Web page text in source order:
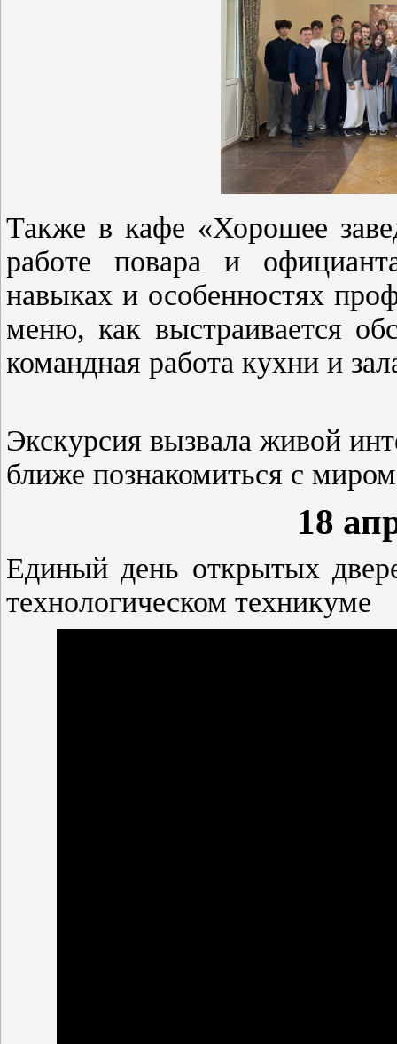
Также в кафе «Хорошее
работе повара и
навыках и особенностях
меню, как выстраивается
командная работа кухни и
Экскурсия вызвала живой
ближе познакомиться с
18
Единый день открытых
технологическом техникуме